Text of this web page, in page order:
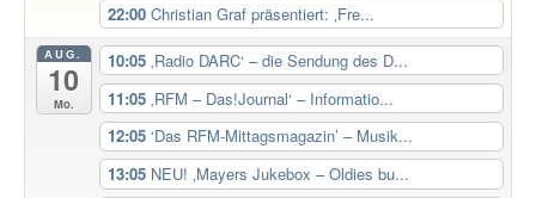
22:00 Christian Graf präsentiert: ‚Fre...
AUG.
10
Mo.
10:05 ‚Radio DARC‘ – die Sendung des D...
11:05 ‚RFM – Das!Journal‘ – Informatio...
12:05 ‘Das RFM-Mittagsmagazin’ – Musik...
13:05 NEU! ‚Mayers Jukebox – Oldies bu...